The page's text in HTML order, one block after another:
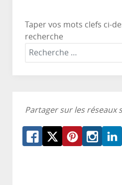
Taper vos mots clefs ci-
recherche
Partager sur les réseaux